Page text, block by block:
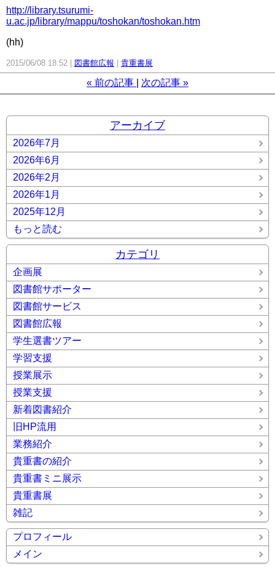
http://library.tsurumi-
u.ac.jp/library/mappu/toshokan/toshokan.htm
(hh)
2015/06/08 18:52 図書館広報 貴重書展
« 前の記事 次の記事 »
アーカイブ
2026年7月
2026年6月
2026年2月
2026年1月
2025年12月
もっと読む
カテゴリ
企画展
図書館サポーター
図書館サービス
図書館広報
学生選書ツアー
学習支援
授業展示
授業支援
新着図書紹介
旧HP流用
業務紹介
貴重書の紹介
貴重書ミニ展示
貴重書展
雑記
プロフィール
メイン